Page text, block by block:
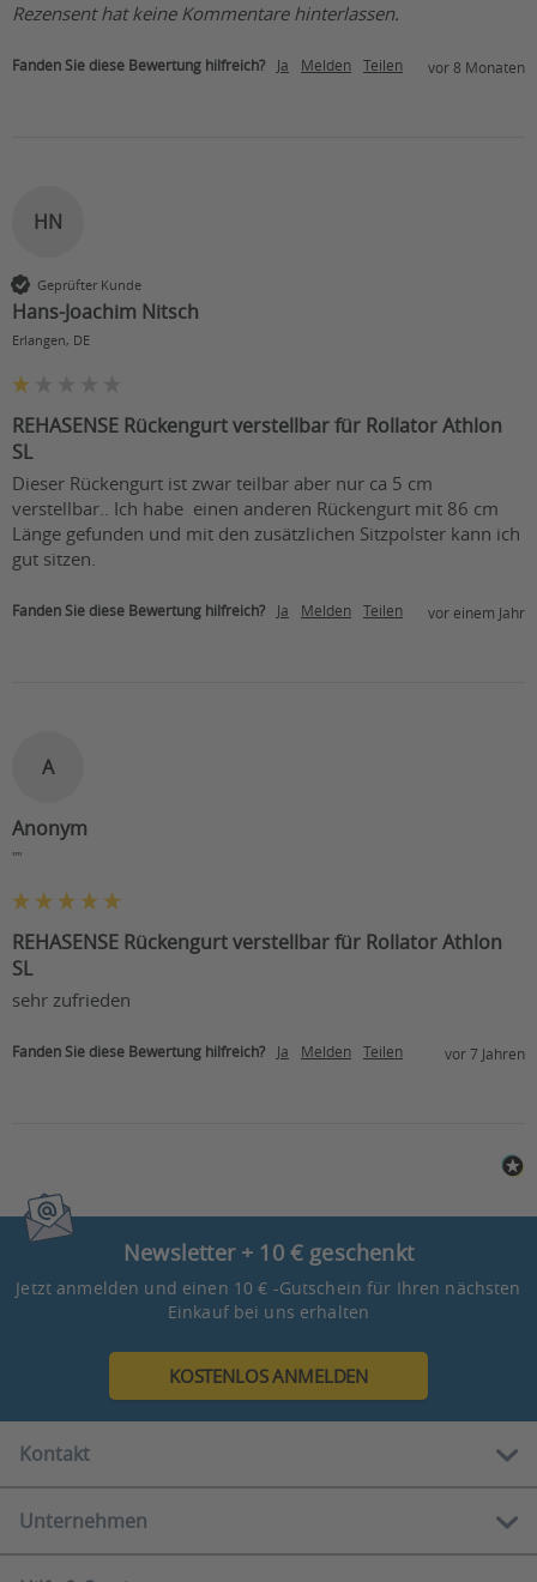
Rezensent hat keine Kommentare hinterlassen.
Fanden Sie diese Bewertung hilfreich? Ja Melden Teilen vor 8 Monaten
HN
Geprüfter Kunde
Hans-Joachim Nitsch
Erlangen, DE
REHASENSE Rückengurt verstellbar für Rollator Athlon
SL
Dieser Rückengurt ist zwar teilbar aber nur ca 5 cm
verstellbar.. Ich habe  einen anderen Rückengurt mit 86 cm
Länge gefunden und mit den zusätzlichen Sitzpolster kann ich
gut sitzen.
Fanden Sie diese Bewertung hilfreich? Ja Melden Teilen vor einem Jahr
A
Anonym
""
REHASENSE Rückengurt verstellbar für Rollator Athlon
SL
sehr zufrieden
Fanden Sie diese Bewertung hilfreich? Ja Melden Teilen vor 7 Jahren
Newsletter + 10 € geschenkt
Jetzt anmelden und einen 10 € -Gutschein für Ihren nächsten
Einkauf bei uns erhalten
KOSTENLOS ANMELDEN
Kontakt
Kostenlose Hotline:
0800 888 90 80
Unternehmen